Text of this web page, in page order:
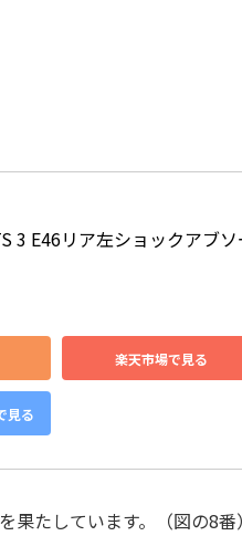
3 E46リア左ショックアブ
楽天市場で見る
見る
たしています。（図の8番）